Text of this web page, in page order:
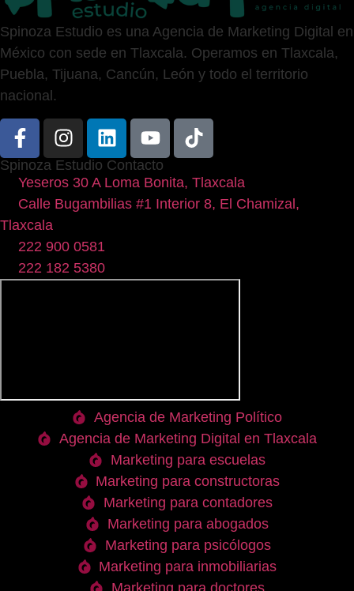
Spinoza Estudio es una Agencia de Marketing Digital en
México con sede en Tlaxcala. Operamos en Tlaxcala,
Puebla, Tijuana, Cancún, León y todo el territorio
nacional.
Spinoza Estudio Contacto
Yeseros 30 A Loma Bonita, Tlaxcala
Calle Bugambilias #1 Interior 8, El Chamizal,
Tlaxcala
222 900 0581
222 182 5380
Agencia de Marketing Político
Agencia de Marketing Digital en Tlaxcala
Marketing para escuelas
Marketing para constructoras
Marketing para contadores
Marketing para abogados
Marketing para psicólogos
Marketing para inmobiliarias
Marketing para doctores